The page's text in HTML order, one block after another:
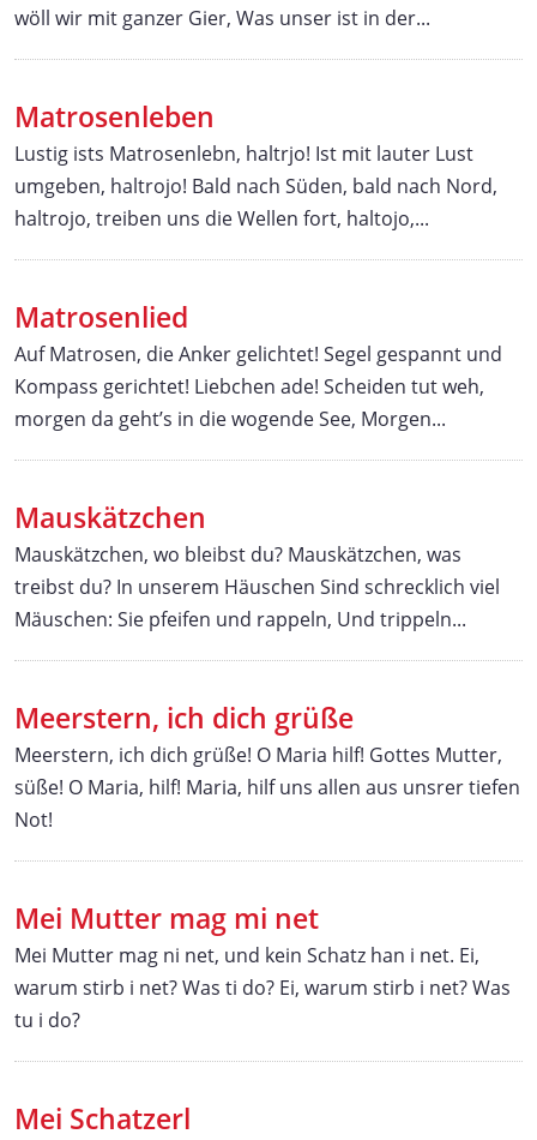
wöll wir mit ganzer Gier, Was unser ist in der...
Matrosenleben
Lustig ists Matrosenlebn, haltrjo! Ist mit lauter Lust
umgeben, haltrojo! Bald nach Süden, bald nach Nord,
haltrojo, treiben uns die Wellen fort, haltojo,...
Matrosenlied
Auf Matrosen, die Anker gelichtet! Segel gespannt und
Kompass gerichtet! Liebchen ade! Scheiden tut weh,
morgen da geht’s in die wogende See, Morgen...
Mauskätzchen
Mauskätzchen, wo bleibst du? Mauskätzchen, was
treibst du? In unserem Häuschen Sind schrecklich viel
Mäuschen: Sie pfeifen und rappeln, Und trippeln...
Meerstern, ich dich grüße
Meerstern, ich dich grüße! O Maria hilf! Gottes Mutter,
süße! O Maria, hilf! Maria, hilf uns allen aus unsrer tiefen
Not!
Mei Mutter mag mi net
Mei Mutter mag ni net, und kein Schatz han i net. Ei,
warum stirb i net? Was ti do? Ei, warum stirb i net? Was
tu i do?
Mei Schatzerl